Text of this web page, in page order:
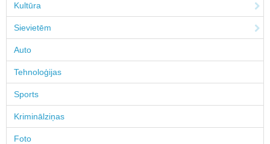
Kultūra
Sievietēm
Auto
Tehnoloģijas
Sports
Kriminālziņas
Foto